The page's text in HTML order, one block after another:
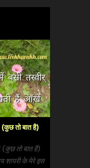
तो बात है)
(कुछ तो बात है)
शायरी के मेरे इस